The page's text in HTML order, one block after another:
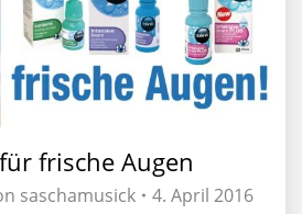
frische Augen
saschamusick
4. April 2016